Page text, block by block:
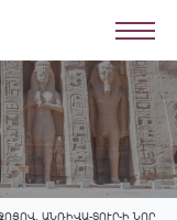
ԱՆՌԻՎԱ-ՏՈՒՐ-Ի ՆՈՐ